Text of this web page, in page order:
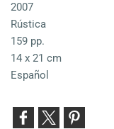
2007
Rústica
159 pp.
14 x 21 cm
Español